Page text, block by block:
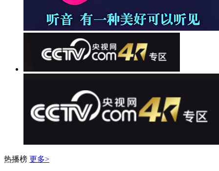
热播榜 更多>